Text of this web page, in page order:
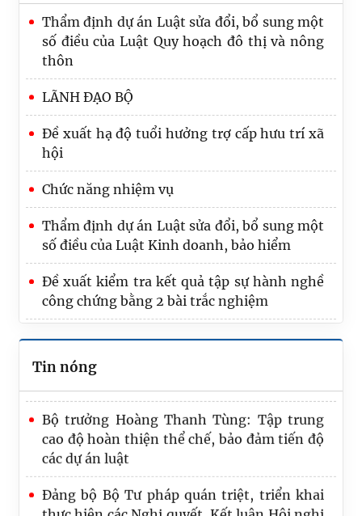
Thẩm định dự án Luật sửa đổi, bổ sung một
số điều của Luật Quy hoạch đô thị và nông
thôn
LÃNH ĐẠO BỘ
Đề xuất hạ độ tuổi hưởng trợ cấp hưu trí xã
hội
Chức năng nhiệm vụ
Thẩm định dự án Luật sửa đổi, bổ sung một
số điều của Luật Kinh doanh, bảo hiểm
Đề xuất kiểm tra kết quả tập sự hành nghề
công chứng bằng 2 bài trắc nghiệm
Tin nóng
Tạo đột phá, nâng cao hiệu quả công tác tổ
chức thi hành pháp luật
Bảo đảm Đề án “Chiến lược hoàn thiện hệ
thống pháp luật Việt Nam trong kỷ nguyên
mới” có tính khả thi, giá trị thực tiễn cao
Hồ sơ dự án Luật về văn bản quy phạm pháp
luật: Hoàn thiện thẩm quyền, nội dung ban
hành văn bản quy phạm pháp luật
Bộ trưởng Hoàng Thanh Tùng: Tập trung
cao độ hoàn thiện thể chế, bảo đảm tiến độ
các dự án luật
Đảng bộ Bộ Tư pháp quán triệt, triển khai
thực hiện các Nghị quyết, Kết luận Hội nghị
Trung ương 3 khóa XIV